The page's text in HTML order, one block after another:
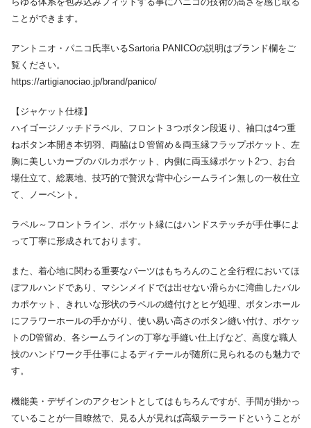
ことができます。
アントニオ・パニコ氏率いるSartoria PANICOの説明はブランド欄をご
覧ください。
https://artigianociao.jp/brand/panico/
【ジャケット仕様】
ハイゴージノッチドラペル、フロント３つボタン段返り、袖口は4つ重
ねボタン本開き本切羽、両脇はＤ管留め＆両玉縁フラップポケット、左
胸に美しいカーブのバルカポケット、内側に両玉縁ポケット2つ、お台
場仕立て、総裏地、技巧的で贅沢な背中心シームライン無しの一枚仕立
て、ノーベント。
ラペル～フロントライン、ポケット縁にはハンドステッチが手仕事によ
って丁寧に形成されております。
また、着心地に関わる重要なパーツはもちろんのこと全行程においてほ
ぼフルハンドであり、マシンメイドでは出せない滑らかに湾曲したバル
カポケット、きれいな形状のラペルの縫付けとヒゲ処理、ボタンホール
にフラワーホールの手かがり、使い易い高さのボタン縫い付け、ポケッ
トのD管留め、各シームラインの丁寧な手縫い仕上げなど、高度な職人
技のハンドワーク手仕事によるディテールが随所に見られるのも魅力で
す。
機能美・デザインのアクセントとしてはもちろんですが、手間が掛かっ
ていることが一目瞭然で、見る人が見れば高級テーラードということが